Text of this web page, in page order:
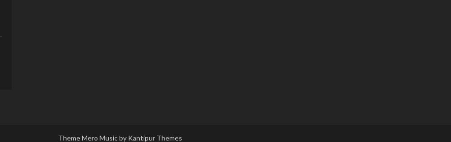
Theme Mero Music by Kantipur Themes